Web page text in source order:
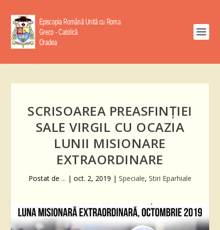
SCRISOAREA PREASFINȚIEI
SALE VIRGIL CU OCAZIA
LUNII MISIONARE
EXTRAORDINARE
Postat de ... | oct. 2, 2019 | Speciale, Stiri Eparhiale